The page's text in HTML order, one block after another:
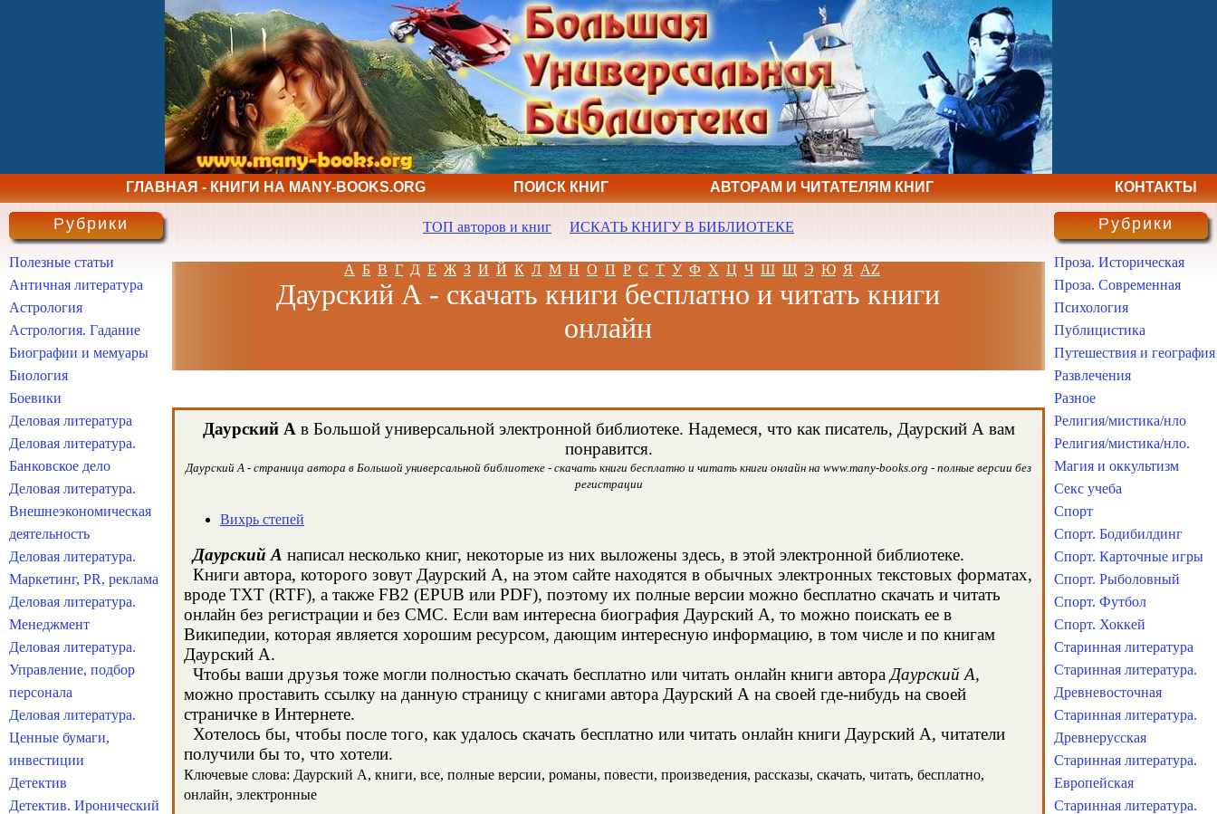
ГЛАВНАЯ - КНИГИ НА MANY-BOOKS.ORG ПОИСК КНИГ АВТОРАМ И ЧИТАТЕЛЯМ КНИГ КОНТАКТЫ
ТОП авторов и книг ИСКАТЬ КНИГУ В БИБЛИОТЕКЕ
А Б В Г Д Е Ж З И Й К Л М Н О П Р С Т У Ф Х Ц Ч Ш Щ Э Ю Я AZ
Даурский А - скачать книги бесплатно и читать книги
онлайн
Даурский А в Большой универсальной электронной библиотеке. Надемеся, что как писатель, Даурский А вам
понравится.
Даурский А - страница автора в Большой универсальной библиотеке - скачать книги бесплатно и читать книги онлайн на www.many-books.org - полные версии без
регистрации
Вихрь степей
Даурский А написал несколько книг, некоторые из них выложены здесь, в этой электронной библиотеке.
Книги автора, которого зовут Даурский А, на этом сайте находятся в обычных электронных текстовых форматах,
вроде TXT (RTF), а также FB2 (EPUB или PDF), поэтому их полные версии можно бесплатно скачать и читать
онлайн без регистрации и без СМС. Если вам интересна биография Даурский А, то можно поискать ее в
Википедии, которая является хорошим ресурсом, дающим интересную информацию, в том числе и по книгам
Даурский А.
Чтобы ваши друзья тоже могли полностью скачать бесплатно или читать онлайн книги автора Даурский А,
можно проставить ссылку на данную страницу с книгами автора Даурский А на своей где-нибудь на своей
страничке в Интернете.
Хотелось бы, чтобы после того, как удалось скачать бесплатно или читать онлайн книги Даурский А, читатели
получили бы то, что хотели.
Ключевые слова: Даурский А, книги, все, полные версии, романы, повести, произведения, рассказы, скачать, читать, бесплатно,
онлайн, электронные
Рубрики
Полезные статьи
Античная литература
Астрология
Астрология. Гадание
Биографии и мемуары
Биология
Боевики
Деловая литература
Деловая литература.
Банковское дело
Деловая литература.
Внешнеэкономическая
деятельность
Деловая литература.
Маркетинг, PR, реклама
Деловая литература.
Менеджмент
Деловая литература.
Управление, подбор
персонала
Деловая литература.
Ценные бумаги,
инвестиции
Детектив
Детектив. Иронический
Рубрики
Проза. Историческая
Проза. Современная
Психология
Публицистика
Путешествия и география
Развлечения
Разное
Религия/мистика/нло
Религия/мистика/нло.
Магия и оккультизм
Секс учеба
Спорт
Спорт. Бодибилдинг
Спорт. Карточные игры
Спорт. Рыболовный
Спорт. Футбол
Спорт. Хоккей
Старинная литература
Старинная литература.
Древневосточная
Старинная литература.
Древнерусская
Старинная литература.
Европейская
Старинная литература.